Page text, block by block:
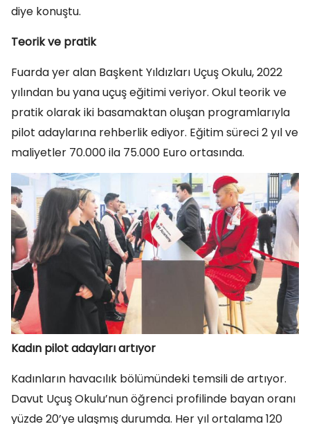
diye konuştu.
Teorik ve pratik
Fuarda yer alan Başkent Yıldızları Uçuş Okulu, 2022
yılından bu yana uçuş eğitimi veriyor. Okul teorik ve
pratik olarak iki basamaktan oluşan programlarıyla
pilot adaylarına rehberlik ediyor. Eğitim süreci 2 yıl ve
maliyetler 70.000 ila 75.000 Euro ortasında.
Kadın pilot adayları artıyor
Kadınların havacılık bölümündeki temsili de artıyor.
Davut Uçuş Okulu’nun öğrenci profilinde bayan oranı
yüzde 20’ye ulaşmış durumda. Her yıl ortalama 120